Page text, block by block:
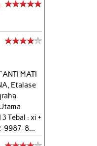
MATI
Etalase
Tebal : xi +
9987-8...